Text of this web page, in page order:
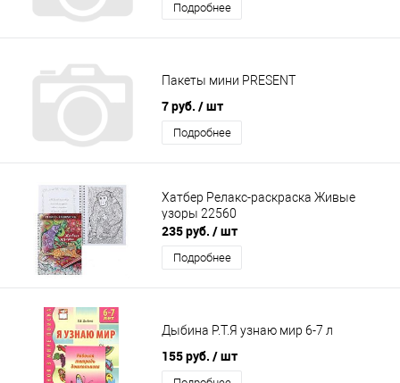
Подробнее
Пакеты мини PRESENT
7 руб. / шт
Подробнее
Хатбер Релакс-раскраска Живые
узоры 22560
235 руб. / шт
Подробнее
Дыбина Р.Т.Я узнаю мир 6-7 л
155 руб. / шт